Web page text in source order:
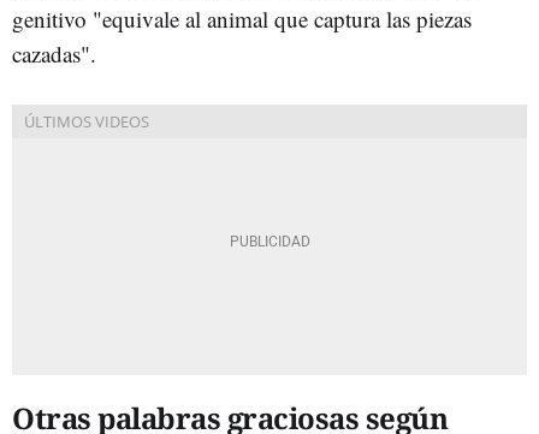
genitivo "equivale al animal que captura las piezas
cazadas".
Otras palabras graciosas según